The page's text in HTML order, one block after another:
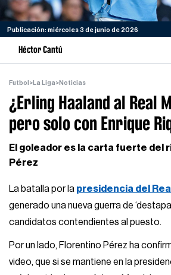
Publicación: miércoles 3 de junio de 2026
Héctor Cantú
Futbol >La Liga>Noticias
¿Erling Haaland al Real
pero solo con Enrique
El goleador es la carta fuerte del
Pérez
La batalla por la presidencia del
generado una nueva guerra de
candidatos contendientes al puesto.
Por un lado, Florentino Pérez ha
video, que si se mantiene en la